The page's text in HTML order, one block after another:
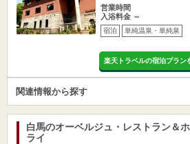
営業時間
入浴料金 ～
宿泊 単純温泉・単純泉
楽天トラベルの宿泊プラン
関連情報から探す
白馬のオーベルジュ・レストラン＆
ライ